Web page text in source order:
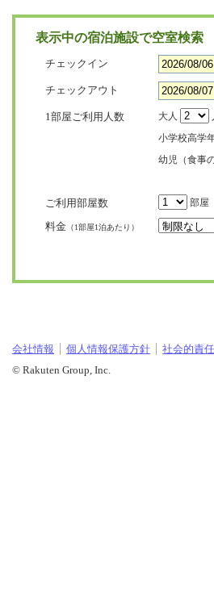
表示中の宿泊施設で空室検索
チェックイン
チェックアウト
1部屋ご利用人数 大人
小学校高学
幼児（食事
ご利用部屋数 部屋
料金 （1部屋1泊あたり）
会社情報 個人情報保護方針 社会的責
© Rakuten Group, Inc.